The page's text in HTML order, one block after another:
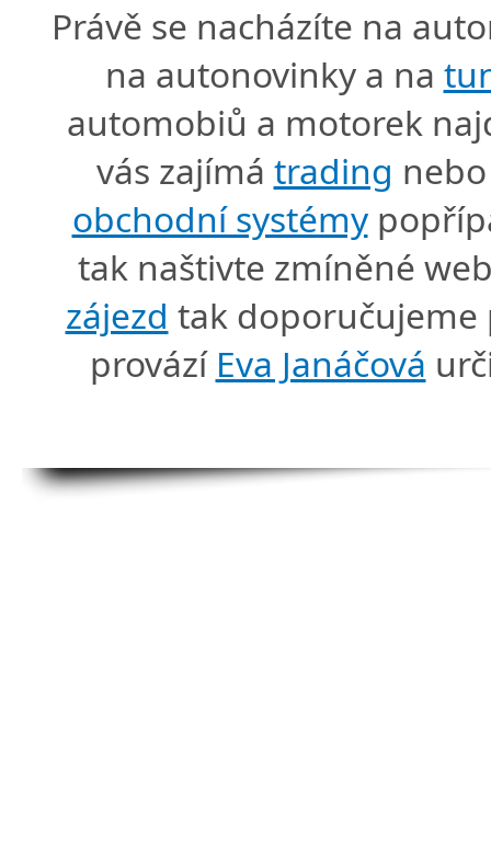
Právě se nacházíte na
na autonovinky a na
automobiů a motorek
vás zajímá trading
obchodní systémy
tak naštivte zmíněné
zájezd tak doporučujeme
provází Eva Janáčová